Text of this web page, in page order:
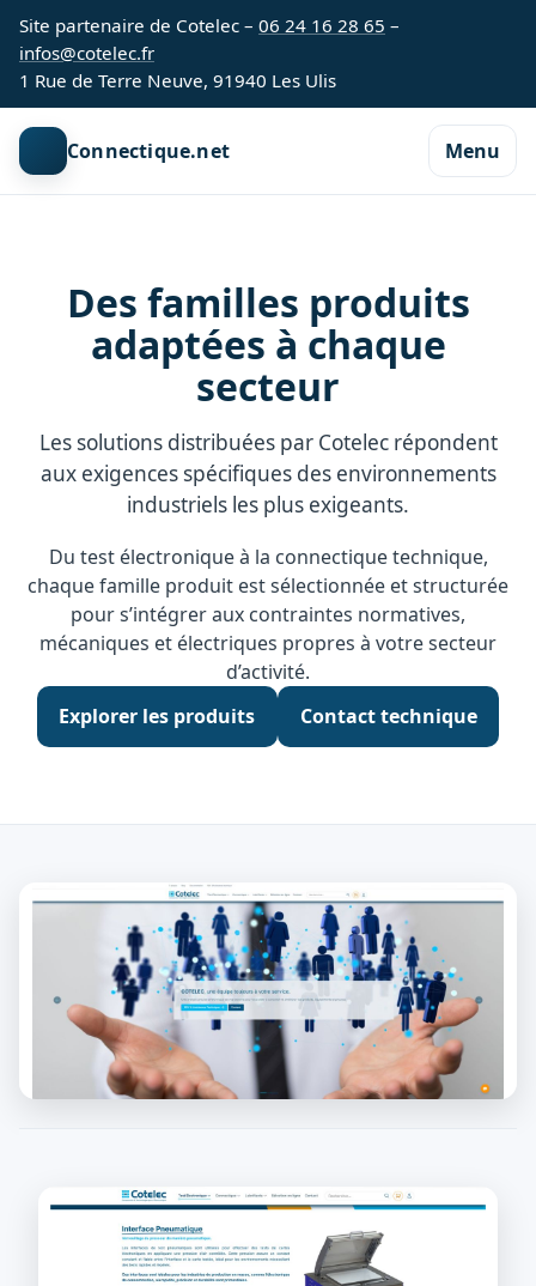
Site partenaire de Cotelec – 06 24 16 28 65 –
infos@cotelec.fr
1 Rue de Terre Neuve, 91940 Les Ulis
Connectique.net Menu
Des familles produits
adaptées à chaque
secteur
Les solutions distribuées par Cotelec répondent
aux exigences spécifiques des environnements
industriels les plus exigeants.
Du test électronique à la connectique technique,
chaque famille produit est sélectionnée et structurée
pour s’intégrer aux contraintes normatives,
mécaniques et électriques propres à votre secteur
d’activité.
Explorer les produits
Contact technique